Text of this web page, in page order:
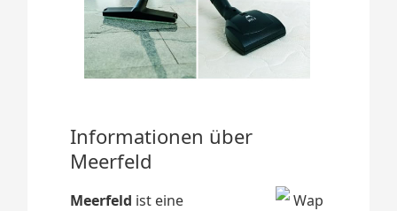
Informationen über
Meerfeld
Meerfeld ist eine